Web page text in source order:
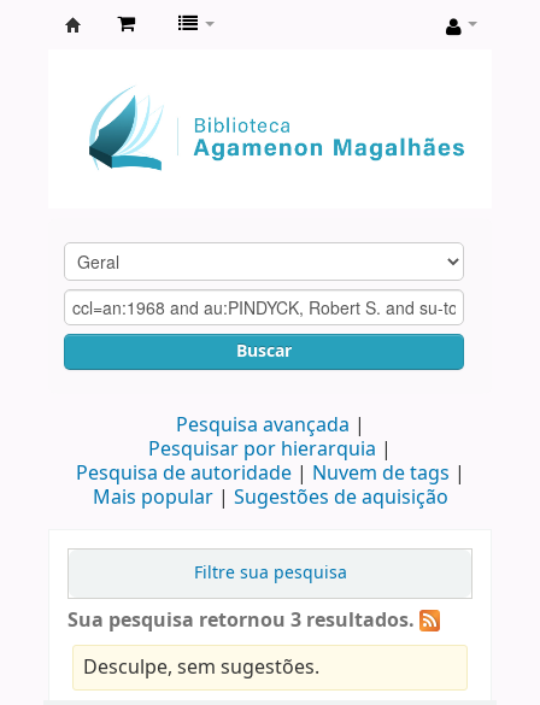
Agamenon
Magalhães
Buscar
Pesquisa avançada
Pesquisar por hierarquia
Pesquisa de autoridade
Nuvem de tags
Mais popular
Sugestões de aquisição
Filtre sua pesquisa
Sua pesquisa retornou 3 resultados.
Desculpe, sem sugestões.